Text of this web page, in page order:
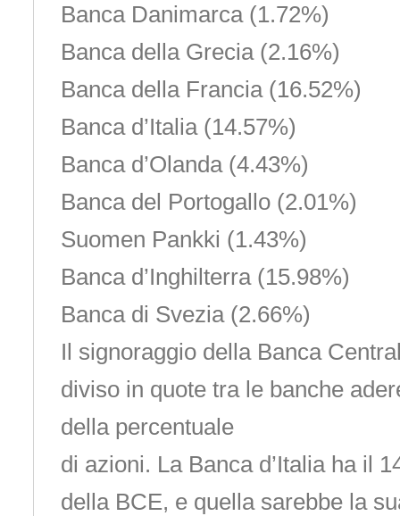
Banca Danimarca (1.72%)
Banca della Grecia (2.16%)
Banca della Francia (16.52%)
Banca d’Italia (14.57%)
Banca d’Olanda (4.43%)
Banca del Portogallo (2.01%)
Suomen Pankki (1.43%)
Banca d’Inghilterra (15.98%)
Banca di Svezia (2.66%)
Il signoraggio della Banca
diviso in quote tra le banche
della percentuale
di azioni. La Banca d’Italia ha il
della BCE, e quella sarebbe la